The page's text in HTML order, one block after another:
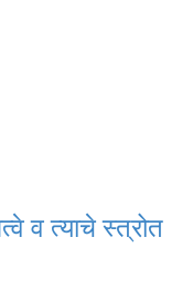
व त्याचे स्त्रोत